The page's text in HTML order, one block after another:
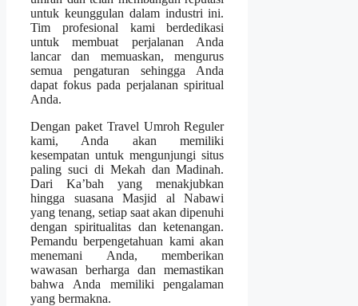
untuk keunggulan dalam industri ini.
Tim profesional kami berdedikasi
untuk membuat perjalanan Anda
lancar dan memuaskan, mengurus
semua pengaturan sehingga Anda
dapat fokus pada perjalanan spiritual
Anda.
Dengan paket Travel Umroh Reguler
kami, Anda akan memiliki
kesempatan untuk mengunjungi situs
paling suci di Mekah dan Madinah.
Dari Ka’bah yang menakjubkan
hingga suasana Masjid al Nabawi
yang tenang, setiap saat akan dipenuhi
dengan spiritualitas dan ketenangan.
Pemandu berpengetahuan kami akan
menemani Anda, memberikan
wawasan berharga dan memastikan
bahwa Anda memiliki pengalaman
yang bermakna.